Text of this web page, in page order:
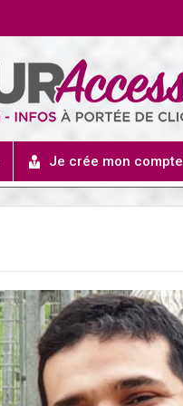
Je crée mon compte